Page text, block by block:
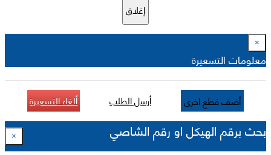
إغلاق
×
معلومات التسعيرة
أضف قطع اخرى أرسل الطلب ألغاء التسعيرة
بحث برقم الهيكل او رقم الشاصي ×